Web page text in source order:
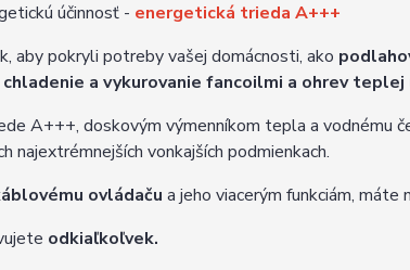
účinnosť - energetická trieda A+++
aby pokryli potreby vašej domácnosti, ako
a vykurovanie fancoilmi a ohrev teplej
A+++, doskovým výmenníkom tepla a vodnému
najextrémnejších vonkajších podmienkach.
ovládaču a jeho viacerým funkciám,
odkiaľkoľvek.